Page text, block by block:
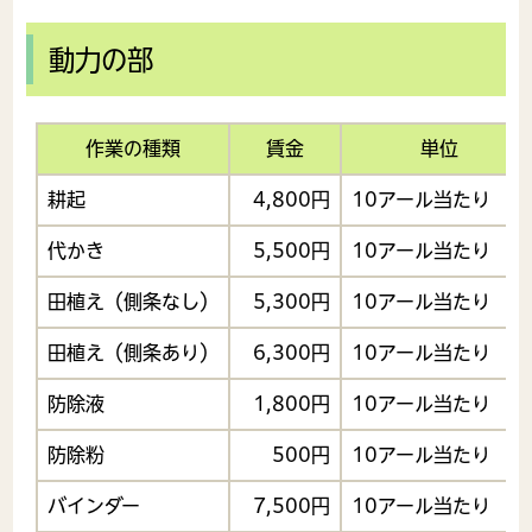
動力の部
作業の種類 賃金 単位
耕起 4,800円 10アール当たり
代かき 5,500円 10アール当たり
田植え（側条なし） 5,300円 10アール当たり
田植え（側条あり） 6,300円 10アール当たり
防除液 1,800円 10アール当たり
防除粉 500円 10アール当たり
バインダー 7,500円 10アール当たり